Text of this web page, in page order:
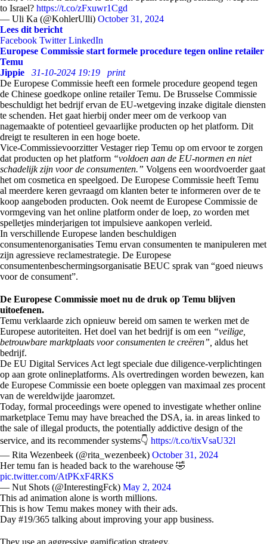
to Israel? https://t.co/zFxuwr1Cgd
— Uli Ka (@KohlerUlli) October 31, 2024
Lees dit bericht
Facebook Twitter LinkedIn
Europese Commissie start formele procedure tegen online retailer
Temu
Jippie
31-10-2024 19:19
print
De Europese Commissie heeft een formele procedure geopend tegen
de Chinese goedkope online retailer Temu. De Brusselse Commissie
beschuldigt het bedrijf ervan de EU-wetgeving inzake digitale diensten
te schenden. Het gaat hierbij onder meer om de verkoop van
nagemaakte of potentieel gevaarlijke producten op het platform. Dit
dreigt te resulteren in een hoge boete.
Vice-Commissievoorzitter Vestager riep Temu op om ervoor te zorgen
dat producten op het platform “voldoen aan de EU-normen en niet
schadelijk zijn voor de consumenten.” Volgens een woordvoerder gaat
het om cosmetica en speelgoed. De Europese Commissie heeft Temu
al meerdere keren gevraagd om klanten beter te informeren over de te
koop aangeboden producten. Ook neemt de Europese Commissie de
vormgeving van het online platform onder de loep, zo worden met
spelletjes minderjarigen tot impulsieve aankopen verleid.
In verschillende Europese landen beschuldigen
consumentenorganisaties Temu ervan consumenten te manipuleren met
zijn agressieve reclamestrategie. De Europese
consumentenbeschermingsorganisatie BEUC sprak van “goed nieuws
voor de consument”.
De Europese Commissie moet nu de druk op Temu blijven
uitoefenen.
Temu verklaarde zich opnieuw bereid om samen te werken met de
Europese autoriteiten. Het doel van het bedrijf is om een “veilige,
betrouwbare marktplaats voor consumenten te creëren”, aldus het
bedrijf.
De EU Digital Services Act legt speciale due diligence-verplichtingen
op aan grote onlineplatforms. Als overtredingen worden bewezen, kan
de Europese Commissie een boete opleggen van maximaal zes procent
van de wereldwijde jaaromzet.
Today, formal proceedings were opened to investigate whether online
marketplace Temu may have breached the DSA, ia. in areas linked to
the sale of illegal products, the potentially addictive design of the
service, and its recommender systems👇 https://t.co/tixVsaU32l
— Rita Wezenbeek (@rita_wezenbeek) October 31, 2024
Her temu fan is headed back to the warehouse 🤣
pic.twitter.com/AtPKxF4RKS
— Nut Shots (@InterestingFck) May 2, 2024
This ad animation alone is worth millions.
This is how Temu makes money with their ads.
Day #19/365 talking about improving your app business.
They use an aggressive gamification strategy.